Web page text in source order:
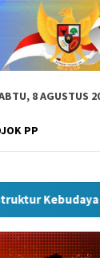
8 AGUSTUS
PP
Wakil Wali